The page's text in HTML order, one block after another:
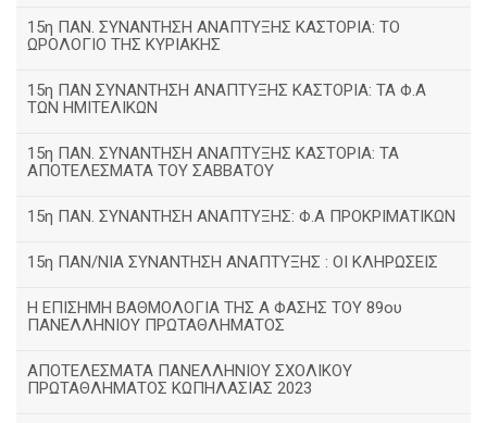
15η ΠΑΝ. ΣΥΝΑΝΤΗΣΗ ΑΝΑΠΤΥΞΗΣ ΚΑΣΤΟΡΙΑ: ΤΟ
ΩΡΟΛΟΓΙΟ ΤΗΣ ΚΥΡΙΑΚΗΣ
15η ΠΑΝ ΣΥΝΑΝΤΗΣΗ ΑΝΑΠΤΥΞΗΣ ΚΑΣΤΟΡΙΑ: ΤΑ Φ.Α
ΤΩΝ ΗΜΙΤΕΛΙΚΩΝ
15η ΠΑΝ. ΣΥΝΑΝΤΗΣΗ ΑΝΑΠΤΥΞΗΣ ΚΑΣΤΟΡΙΑ: ΤΑ
ΑΠΟΤΕΛΕΣΜΑΤΑ ΤΟΥ ΣΑΒΒΑΤΟΥ
15η ΠΑΝ. ΣΥΝΑΝΤΗΣΗ ΑΝΑΠΤΥΞΗΣ: Φ.Α ΠΡΟΚΡΙΜΑΤΙΚΩΝ
15η ΠΑΝ/ΝΙΑ ΣΥΝΑΝΤΗΣΗ ΑΝΑΠΤΥΞΗΣ : ΟΙ ΚΛΗΡΩΣΕΙΣ
Η ΕΠΙΣΗΜΗ ΒΑΘΜΟΛΟΓΙΑ ΤΗΣ Α ΦΑΣΗΣ ΤΟΥ 89ου
ΠΑΝΕΛΛΗΝΙΟΥ ΠΡΩΤΑΘΛΗΜΑΤΟΣ
ΑΠΟΤΕΛΕΣΜΑΤΑ ΠΑΝΕΛΛΗΝΙΟΥ ΣΧΟΛΙΚΟΥ
ΠΡΩΤΑΘΛΗΜΑΤΟΣ ΚΩΠΗΛΑΣΙΑΣ 2023